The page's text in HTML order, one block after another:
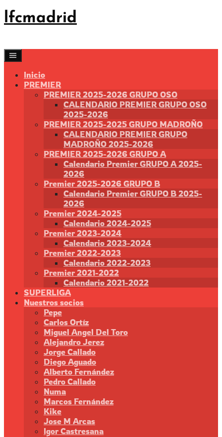
Saltar
al
lfcmadrid
Inicio
PREMIER
PREMIER 2025-2026 GRUPO OSO
CALENDARIO PREMIER GRUPO OSO
2025-2026
PREMIER 2025-2025 GRUPO MADROÑO
CALENDARIO PREMIER GRUPO
MADROÑO 2025-2026
PREMIER 2025-2026 GRUPO A
Calendario Premier GRUPO A 2025-
2026
Premier 2025-2026 GRUPO B
Calendario Premier GRUPO B 2025-
2026
Premier 2024-2025
Calendario 2024-2025
Premier 2023-2024
Calendario 2023-2024
Premier 2022-2023
Calendario 2022-2023
Premier 2021-2022
Calendario 2021-2022
SUPERLIGA
Nuestros socios
Pepe
Carlos Ortíz
Miguel Angel Del Toro
Alejandro Jerez
Jorge Callado
Diego Aguado
Alberto Fernández
Pedro Callado
Numa
Marcos Fernández
Kike
Jose M Arcas
Igor Castresana